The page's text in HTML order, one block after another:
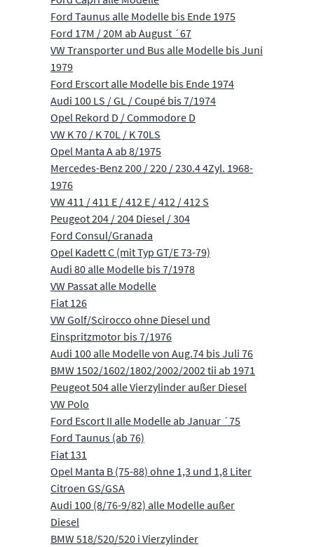
Ford Taunus alle Modelle bis Ende 1975
Ford 17M / 20M ab August ´67
VW Transporter und Bus alle Modelle bis Juni
1979
Ford Erscort alle Modelle bis Ende 1974
Audi 100 LS / GL / Coupé bis 7/1974
Opel Rekord D / Commodore D
VW K 70 / K 70L / K 70LS
Opel Manta A ab 8/1975
Mercedes-Benz 200 / 220 / 230.4 4Zyl. 1968-
1976
VW 411 / 411 E / 412 E / 412 / 412 S
Peugeot 204 / 204 Diesel / 304
Ford Consul/Granada
Opel Kadett C (mit Typ GT/E 73-79)
Audi 80 alle Modelle bis 7/1978
VW Passat alle Modelle
Fiat 126
VW Golf/Scirocco ohne Diesel und
Einspritzmotor bis 7/1976
Audi 100 alle Modelle von Aug.74 bis Juli 76
BMW 1502/1602/1802/2002/2002 tii ab 1971
Peugeot 504 alle Vierzylinder außer Diesel
VW Polo
Ford Escort II alle Modelle ab Januar ´75
Ford Taunus (ab 76)
Fiat 131
Opel Manta B (75-88) ohne 1,3 und 1,8 Liter
Citroen GS/GSA
Audi 100 (8/76-9/82) alle Modelle außer
Diesel
BMW 518/520/520 i Vierzylinder